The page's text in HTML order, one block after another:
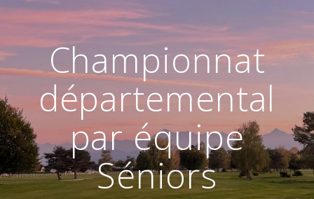
Championnat
départemental
par équipe
Séniors